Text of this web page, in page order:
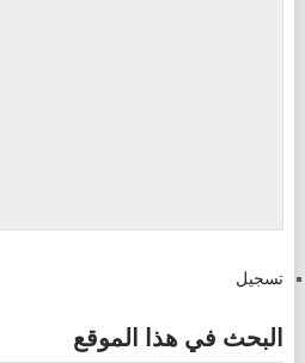
تسجيل
البحث في هذا الموقع